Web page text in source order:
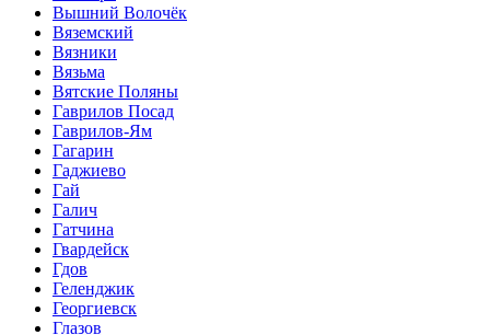
Вышний Волочёк
Вяземский
Вязники
Вязьма
Вятские Поляны
Гаврилов Посад
Гаврилов-Ям
Гагарин
Гаджиево
Гай
Галич
Гатчина
Гвардейск
Гдов
Геленджик
Георгиевск
Глазов